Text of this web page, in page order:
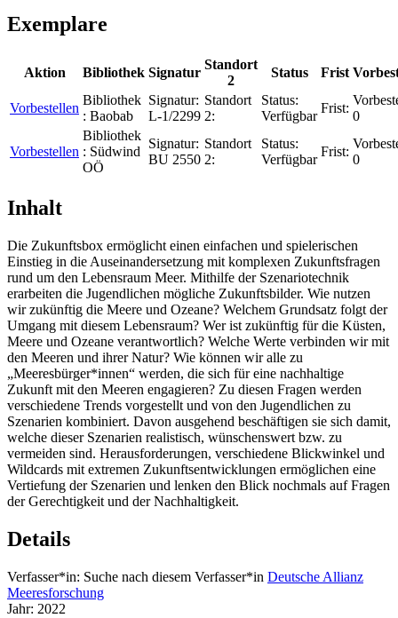
Exemplare
Aktion Bibliothek Signatur
Standort
2
Status Frist
Vorbestellen
Bibliothek
: Baobab
Signatur:
L-1/2299
Standort
2:
Status:
Verfügbar
Frist:
0
Vorbestellen
Bibliothek
: Südwind
OÖ
Signatur:
BU 2550
Standort
2:
Status:
Verfügbar
Frist:
0
Inhalt
Die Zukunftsbox ermöglicht einen einfachen und spielerischen
Einstieg in die Auseinandersetzung mit komplexen Zukunftsfragen
rund um den Lebensraum Meer. Mithilfe der Szenariotechnik
erarbeiten die Jugendlichen mögliche Zukunftsbilder. Wie nutzen
wir zukünftig die Meere und Ozeane? Welchem Grundsatz folgt der
Umgang mit diesem Lebensraum? Wer ist zukünftig für die Küsten,
Meere und Ozeane verantwortlich? Welche Werte verbinden wir mit
den Meeren und ihrer Natur? Wie können wir alle zu
„Meeresbürger*innen“ werden, die sich für eine nachhaltige
Zukunft mit den Meeren engagieren? Zu diesen Fragen werden
verschiedene Trends vorgestellt und von den Jugendlichen zu
Szenarien kombiniert. Davon ausgehend beschäftigen sie sich damit,
welche dieser Szenarien realistisch, wünschenswert bzw. zu
vermeiden sind. Herausforderungen, verschiedene Blickwinkel und
Wildcards mit extremen Zukunftsentwicklungen ermöglichen eine
Vertiefung der Szenarien und lenken den Blick nochmals auf Fragen
der Gerechtigkeit und der Nachhaltigkeit.
Details
Verfasser*in: Suche nach diesem Verfasser*in Deutsche Allianz
Meeresforschung
Jahr: 2022